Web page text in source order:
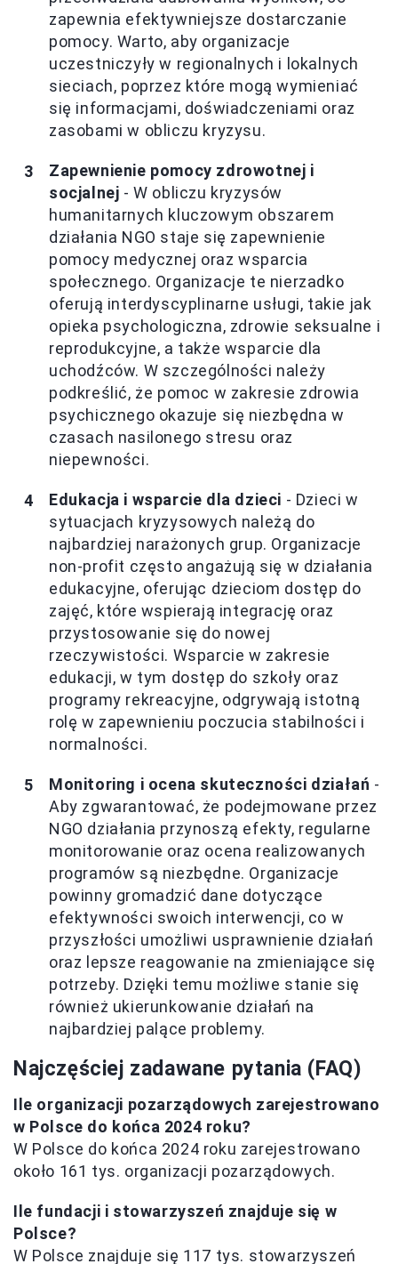
zapewnia efektywniejsze dostarczanie
pomocy. Warto, aby organizacje
uczestniczyły w regionalnych i lokalnych
sieciach, poprzez które mogą wymieniać
się informacjami, doświadczeniami oraz
zasobami w obliczu kryzysu.
Zapewnienie pomocy zdrowotnej i
socjalnej - W obliczu kryzysów
humanitarnych kluczowym obszarem
działania NGO staje się zapewnienie
pomocy medycznej oraz wsparcia
społecznego. Organizacje te nierzadko
oferują interdyscyplinarne usługi, takie jak
opieka psychologiczna, zdrowie seksualne i
reprodukcyjne, a także wsparcie dla
uchodźców. W szczególności należy
podkreślić, że pomoc w zakresie zdrowia
psychicznego okazuje się niezbędna w
czasach nasilonego stresu oraz
niepewności.
Edukacja i wsparcie dla dzieci - Dzieci w
sytuacjach kryzysowych należą do
najbardziej narażonych grup. Organizacje
non-profit często angażują się w działania
edukacyjne, oferując dzieciom dostęp do
zajęć, które wspierają integrację oraz
przystosowanie się do nowej
rzeczywistości. Wsparcie w zakresie
edukacji, w tym dostęp do szkoły oraz
programy rekreacyjne, odgrywają istotną
rolę w zapewnieniu poczucia stabilności i
normalności.
Monitoring i ocena skuteczności działań -
Aby zgwarantować, że podejmowane przez
NGO działania przynoszą efekty, regularne
monitorowanie oraz ocena realizowanych
programów są niezbędne. Organizacje
powinny gromadzić dane dotyczące
efektywności swoich interwencji, co w
przyszłości umożliwi usprawnienie działań
oraz lepsze reagowanie na zmieniające się
potrzeby. Dzięki temu możliwe stanie się
również ukierunkowanie działań na
najbardziej palące problemy.
Najczęściej zadawane pytania (FAQ)
Ile organizacji pozarządowych zarejestrowano
w Polsce do końca 2024 roku?
W Polsce do końca 2024 roku zarejestrowano
około 161 tys. organizacji pozarządowych.
Ile fundacji i stowarzyszeń znajduje się w
Polsce?
W Polsce znajduje się 117 tys. stowarzyszeń